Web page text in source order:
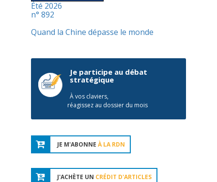
Été 2026
n° 892
Quand la Chine dépasse le monde
Je participe au débat
stratégique
À vos claviers,
réagissez au dossier du mois
JE M'ABONNE À LA RDN
J'ACHÈTE UN CRÉDIT D'ARTICLES